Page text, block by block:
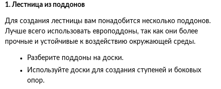
1. Лестница из поддонов
Для создания лестницы вам понадобится несколько поддонов.
Лучше всего использовать европоддоны, так как они более
прочные и устойчивые к воздействию окружающей среды.
Разберите поддоны на доски.
Используйте доски для создания ступеней и боковых
опор.